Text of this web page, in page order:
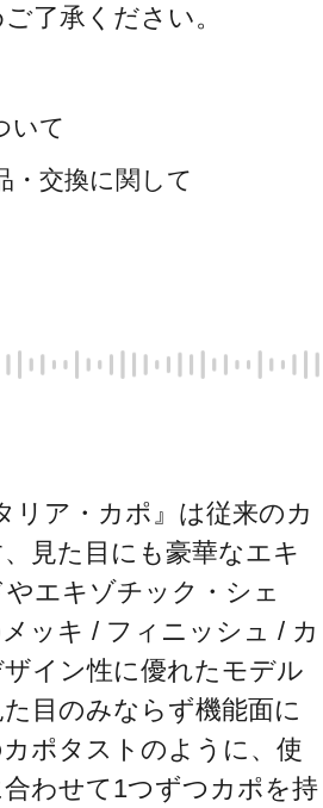
了承ください。
いて
・交換に関して
リア・カポ』は従来のカ
見た目にも豪華なエキ
エキゾチック・シェ
ッキ / フィニッシュ / カ
イン性に優れたモデル
目のみならず機能面に
ポタストのように、使
わせて1つずつカポを持